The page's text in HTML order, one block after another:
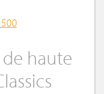
haute